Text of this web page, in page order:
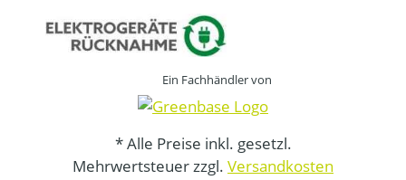
Ein Fachhändler von
* Alle Preise inkl. gesetzl.
Mehrwertsteuer zzgl. Versandkosten